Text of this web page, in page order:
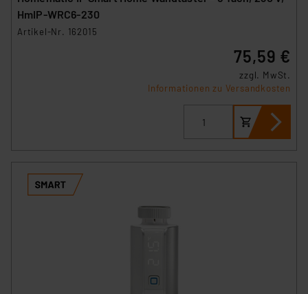
(1) lit. a DSGVO. Nähere Infos zu diesen Drittanbietern
Angemessenheitsbeschluss der EU. Dies bedeutet,
Datenschutz nach EU-Standards eingestuft wird. So
Überwachungsprogrammen verarbeiten, ohne dass
Unsere Kooperation mit diesen Dienstleistern stützt
sich auf die Standarddatenschutzklauseln der
Europäischen Kommission sowie einer eigenen
Beurteilung der mit der Datenübermittlung,
HmIP-WRC6-230
Artikel-Nr. 162015
75,59 €
zzgl. MwSt.
Informationen zu Versandkosten